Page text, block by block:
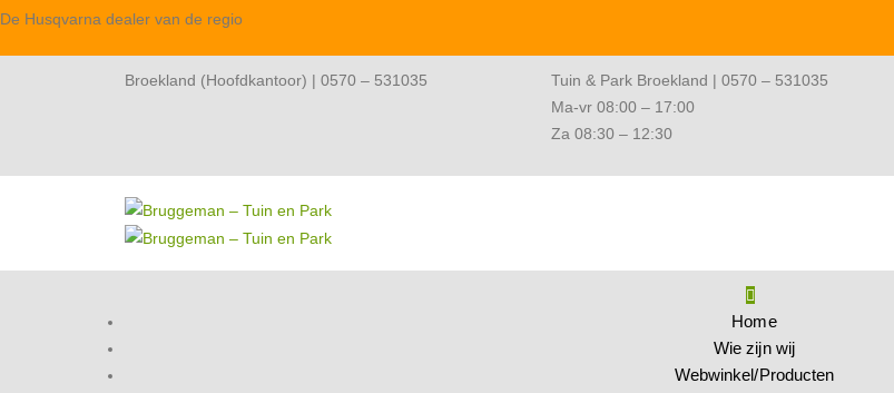
De Husqvarna dealer van de regio
Broekland (Hoofdkantoor) | 0570 – 531035
Tuin & Park Broekland | 0570 – 531035
Ma-vr 08:00 – 17:00
Za 08:30 – 12:30
Home
Wie zijn wij
Webwinkel/Producten